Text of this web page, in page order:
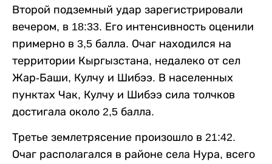
Второй подземный удар зарегистрировали
вечером, в 18:33. Его интенсивность оценили
примерно в 3,5 балла. Очаг находился на
территории Кыргызстана, недалеко от сел
Жар-Баши, Кулчу и Шибээ. В населенных
пунктах Чак, Кулчу и Шибээ сила толчков
достигала около 2,5 балла.
Третье землетрясение произошло в 21:42.
Очаг располагался в районе села Нура, всего